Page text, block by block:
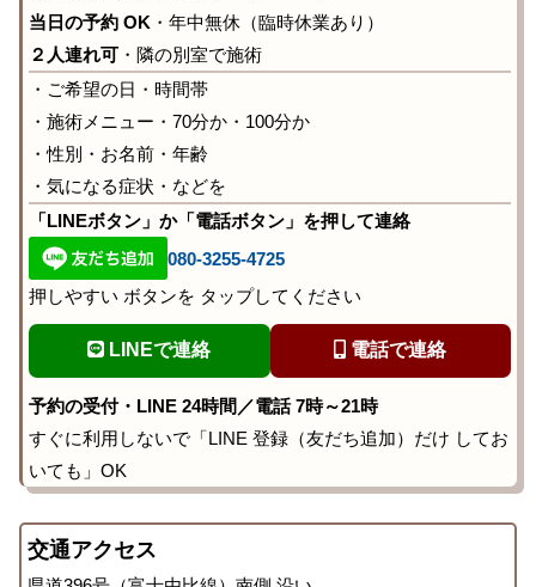
当日の予約 OK ・年中無休（臨時休業あり）
２人連れ可 ・隣の別室で施術
・ご希望の日・時間帯
・施術メニュー・70分か・100分か
・性別・お名前・年齢
・気になる症状・などを
「LINEボタン」か「電話ボタン」を押して連絡
080-3255-4725
押しやすい ボタンを タップしてください
LINEで連絡 電話で連絡
予約の受付・LINE 24時間／電話 7時～21時
すぐに利用しないで「LINE 登録（友だち追加）だけ してお
いても」OK
交通アクセス